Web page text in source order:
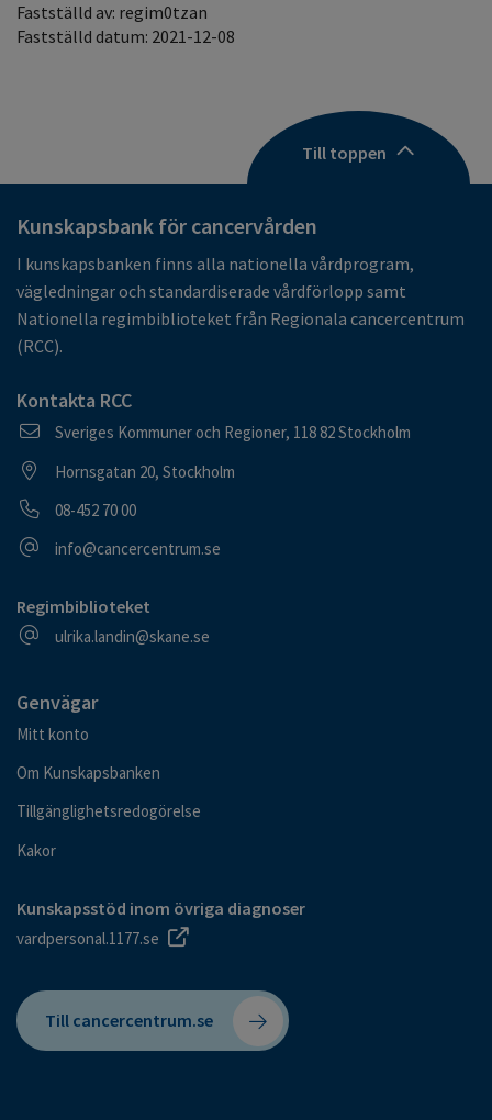
Fastställd av: regim0tzan
Fastställd datum: 2021-12-08
Till toppen
Kunskapsbank för cancervården
I kunskapsbanken finns alla nationella vårdprogram,
vägledningar och standardiserade vårdförlopp samt
Nationella regimbiblioteket från Regionala cancercentrum
(RCC).
Kontakta RCC
Postadress
Sveriges Kommuner och Regioner, 118 82 Stockholm
Besöksadress
Hornsgatan 20, Stockholm
Telefonnummer
08-452 70 00
E-postadress
info@cancercentrum.se
Regimbiblioteket
E-postadress
ulrika.landin@skane.se
Genvägar
Mitt konto
Om Kunskapsbanken
Tillgänglighetsredogörelse
Kakor
Kunskapsstöd inom övriga diagnoser
vardpersonal.1177.se
Till cancercentrum.se